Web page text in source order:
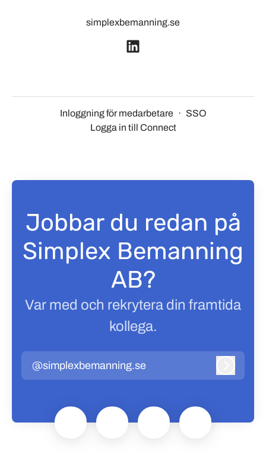
simplexbemanning.se
Inloggning för medarbetare · SSO
Logga in till Connect
Jobbar du redan på
Simplex Bemanning
AB?
Var med och rekrytera din framtida
kollega.
@simplexbemanning.se